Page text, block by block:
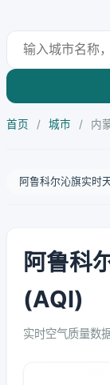
首页 / 城市 / 内
阿鲁科尔沁旗实时
阿鲁科
(AQI)
实时空气质量数